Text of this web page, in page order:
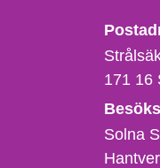
171 16
Solna